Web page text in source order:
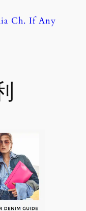
Ch. If Any